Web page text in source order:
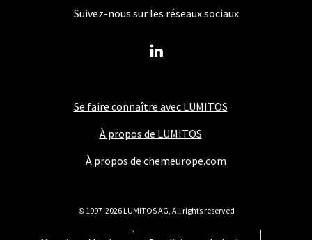
Se faire connaître avec LUMITOS
À propos de LUMITOS
À propos de chemeurope.com
Suivez-nous sur les réseaux sociaux
© 1997-2026 LUMITOS AG, All rights reserved